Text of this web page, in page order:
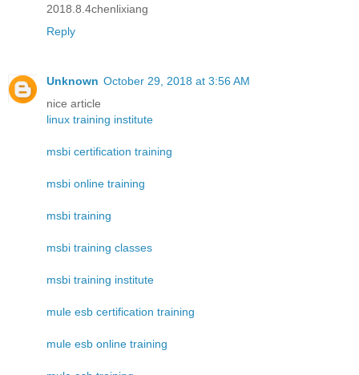
2018.8.4chenlixiang
Reply
Unknown October 29, 2018 at 3:56 AM
nice article
linux training institute
msbi certification training
msbi online training
msbi training
msbi training classes
msbi training institute
mule esb certification training
mule esb online training